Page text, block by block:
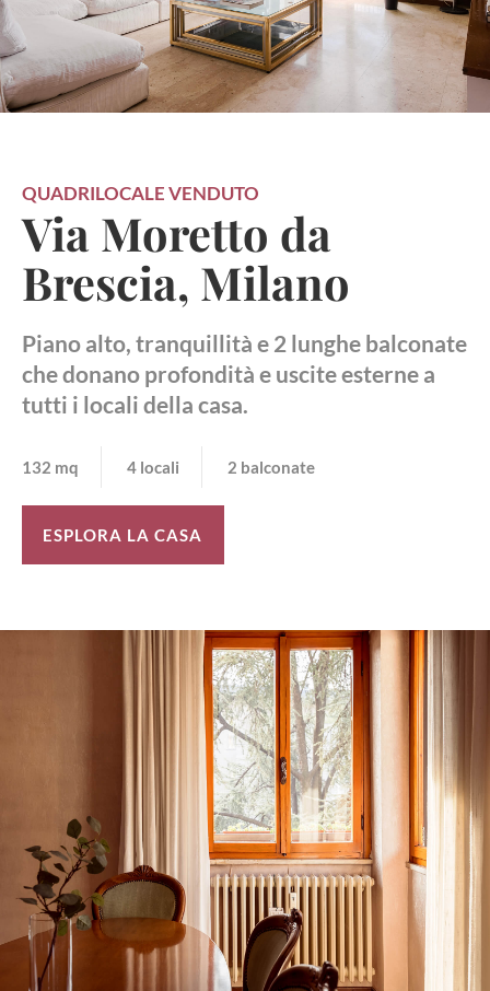
QUADRILOCALEVENDUTO
Via Moretto da
Brescia, Milano
Piano alto, tranquillità e 2 lunghe balconate
che donano profondità e uscite esterne a
tutti i locali della casa.
132 mq 4 locali 2 balconate
ESPLORA LA CASA